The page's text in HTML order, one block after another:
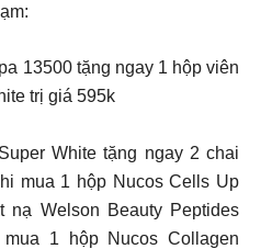
13500 tặng ngay 1 hộp viên
trị giá 595k
White tặng ngay 2 chai
mua 1 hộp Nucos Cells Up
nạ Welson Beauty Peptides
1 hộp Nucos Collagen